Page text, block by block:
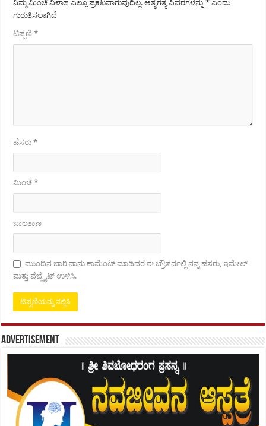
ನಿಮ್ಮ ಮಿಂಚೆ ವಿಳಾಸ ಎಲ್ಲೂ ಪ್ರಕಟವಾಗುವುದಿಲ್ಲ. ಅತ್ಯಗತ್ಯ ವಿವರಗಳನ್ನು* ಎಂದು
ಗುರುತಿಸಲಾಗಿದೆ
ಟಿಪ್ಪಣಿ*
ಹೆಸರು*
ಮಿಂಚೆ*
ಜಾಲತಾಣ
ಮುಂದಿನ ಬಾರಿ ನಾನು ಕಾಮೆಂಟ್ ಮಾಡಿದರೆ ಈ ಬ್ರೌಸರ್ನಲ್ಲಿ ನನ್ನ ಹೆಸರು, ಇಮೇಲ್
ಮತ್ತು ವೆಬ್ಸೈಟ್ ಉಳಿಸಿ.
Advertisement